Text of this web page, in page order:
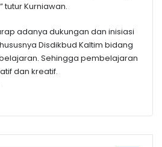
tutur Kurniawan.
adanya dukungan dan inisiasi
Disdikbud Kaltim bidang
Sehingga pembelajaran
dan kreatif.